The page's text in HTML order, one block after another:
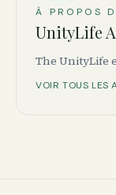
À PROPOS
UnityLife
The UnityLife
VOIR TOUS LES